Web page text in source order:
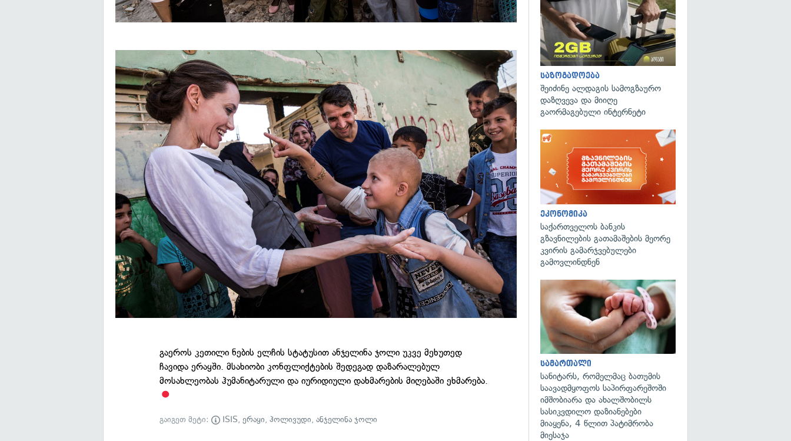
გაეროს კეთილი ნების ელჩის სტატუსით ანჯელინა ჯოლი უკვე მეხუთედ
ჩავიდა ერაყში. მსახიობი კონფლიქტების შედეგად დაზარალებულ
მოსახლეობას ჰუმანიტარული და იურიდიული დახმარების მიღებაში ეხმარება.
გაიგეთ მეტი: ISIS,ერაყი,ჰოლივუდი,ანჯელინა ჯოლი
საზოგადოება
შეიძინე ალდაგის სამოგზაურო
დაზღვევა და მიიღე
გაორმაგებული ინტერნეტი
ეკონომიკა
საქართველოს ბანკის
გზავნილების გათამაშების მეორე
კვირის გამარჯვებულები
გამოვლინდნენ
სამართალი
სანიტარს, რომელმაც ბათუმის
საავადმყოფოს საპირფარეშოში
იმშობიარა და ახალშობილს
სასიკვდილო დაზიანებები
მიაყენა, 4 წლით პატიმრობა
მიესაჯა